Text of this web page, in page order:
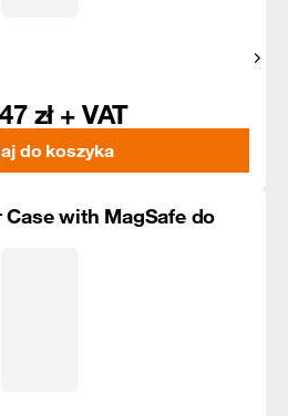
zł + VAT
do koszyka
with MagSafe do